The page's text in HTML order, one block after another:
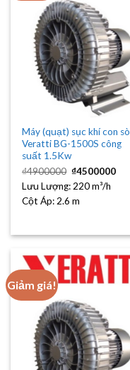
Máy (quạt) sục khí con sò
Veratti BG-1500S công
suất 1.5Kw
₫4900000 Giá
gốc
là:
₫4500000Giá
hiện
Lưu Lượng: 220 m³/h
Cột Áp: 2.6 m
Giảm giá!